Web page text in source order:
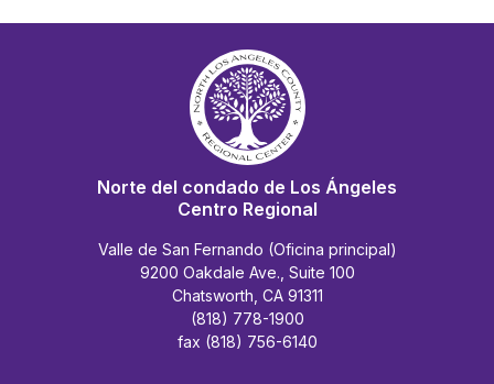
Norte del condado de Los Ángeles
Centro Regional
Valle de San Fernando (Oficina principal)
9200 Oakdale Ave., Suite 100
Chatsworth, CA 91311
(818) 778-1900
fax (818) 756-6140